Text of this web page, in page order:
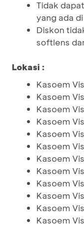
Tidak
yang ada
Diskon
softlens
Lokasi :
Kasoem
Kasoem
Kasoem
Kasoem
Kasoem
Kasoem
Kasoem
Kasoem
Kasoem
Kasoem
Kasoem
Kasoem